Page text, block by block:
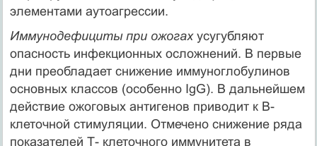
элементами аутоагрессии.
Иммунодефициты при ожогах усугубляют
опасность инфекционных осложнений. В первые
дни преобладает снижение иммуноглобулинов
основных классов (особенно IgG). В дальнейшем
действие ожоговых антигенов приводит к В-
клеточной стимуляции. Отмечено снижение ряда
показателей Т- клеточного иммунитета в